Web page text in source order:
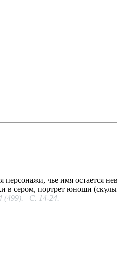
персонажи, чье имя
в сером, портрет юноши
(499).– С. 14-24.